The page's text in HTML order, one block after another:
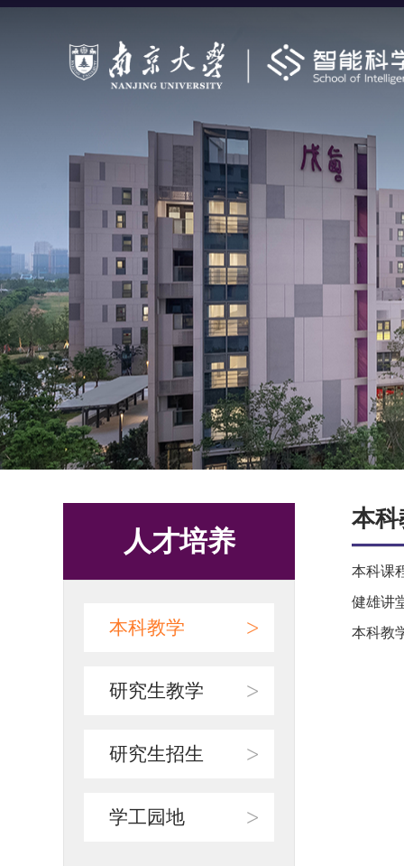
人才培养
本科教学 >
研究生教学 >
研究生招生 >
学工园地 >
本
本科课
健雄讲
本科教